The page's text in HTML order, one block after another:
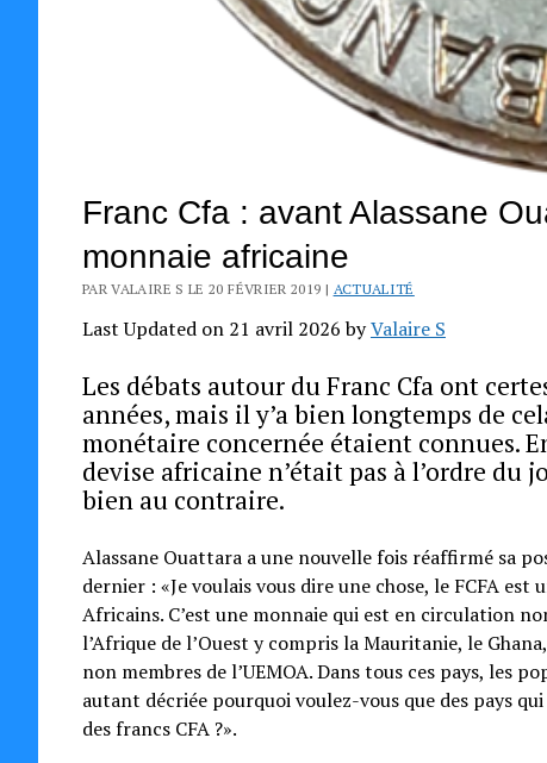
Franc Cfa : avant Alassane
monnaie africaine
PAR VALAIRE S LE 20 FÉVRIER 2019 | ACTUALITÉ
Last Updated on 21 avril 2026 byValaire S
Les débats autour du Franc Cfa ont
années, mais il y’a bien longtemps de
monétaire concernée étaient connues.
devise africaine n’était pas à l’ordre du
bien au contraire.
Alassane Ouattara a une nouvelle fois réaffirmé sa
dernier : «Je voulais vous dire une chose, le FCFA
Africains. C’est une monnaie qui est en circulation
l’Afrique de l’Ouest y compris la Mauritanie, le
non membres de l’UEMOA. Dans tous ces pays,
autant décriée pourquoi voulez-vous que des pays
des francs CFA ?».